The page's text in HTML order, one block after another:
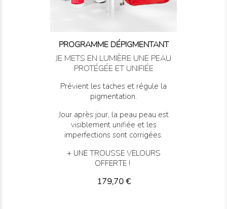
PROGRAMME DÉPIGMENTANT
JE METS EN LUMIÈRE UNE PEAU
PROTÉGÉE ET UNIFIÉE
Prévient les taches et régule la
pigmentation.
Jour après jour, la peau peau est
visiblement unifiée et les
imperfections sont corrigées.
+ UNE TROUSSE VELOURS
OFFERTE !
Prix
179,70 €